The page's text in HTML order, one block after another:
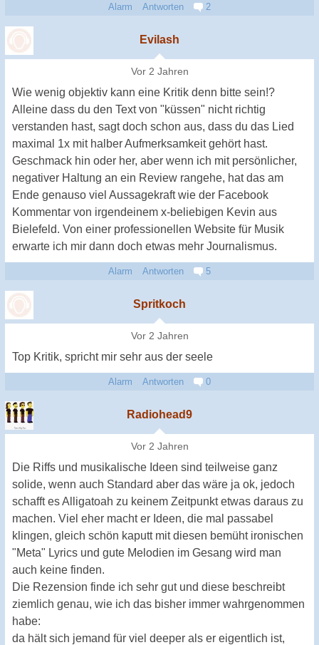
Alarm Antworten 2
Evilash
Vor 2 Jahren
Wie wenig objektiv kann eine Kritik denn bitte sein!?
Alleine dass du den Text von "küssen" nicht richtig
verstanden hast, sagt doch schon aus, dass du das Lied
maximal 1x mit halber Aufmerksamkeit gehört hast.
Geschmack hin oder her, aber wenn ich mit persönlicher,
negativer Haltung an ein Review rangehe, hat das am
Ende genauso viel Aussagekraft wie der Facebook
Kommentar von irgendeinem x-beliebigen Kevin aus
Bielefeld. Von einer professionellen Website für Musik
erwarte ich mir dann doch etwas mehr Journalismus.
Alarm Antworten 5
Spritkoch
Vor 2 Jahren
Top Kritik, spricht mir sehr aus der seele
Alarm Antworten 0
Radiohead9
Vor 2 Jahren
Die Riffs und musikalische Ideen sind teilweise ganz
solide, wenn auch Standard aber das wäre ja ok, jedoch
schafft es Alligatoah zu keinem Zeitpunkt etwas daraus zu
machen. Viel eher macht er Ideen, die mal passabel
klingen, gleich schön kaputt mit diesen bemüht ironischen
"Meta" Lyrics und gute Melodien im Gesang wird man
auch keine finden.
Die Rezension finde ich sehr gut und diese beschreibt
ziemlich genau, wie ich das bisher immer wahrgenommen
habe:
da hält sich jemand für viel deeper als er eigentlich ist,